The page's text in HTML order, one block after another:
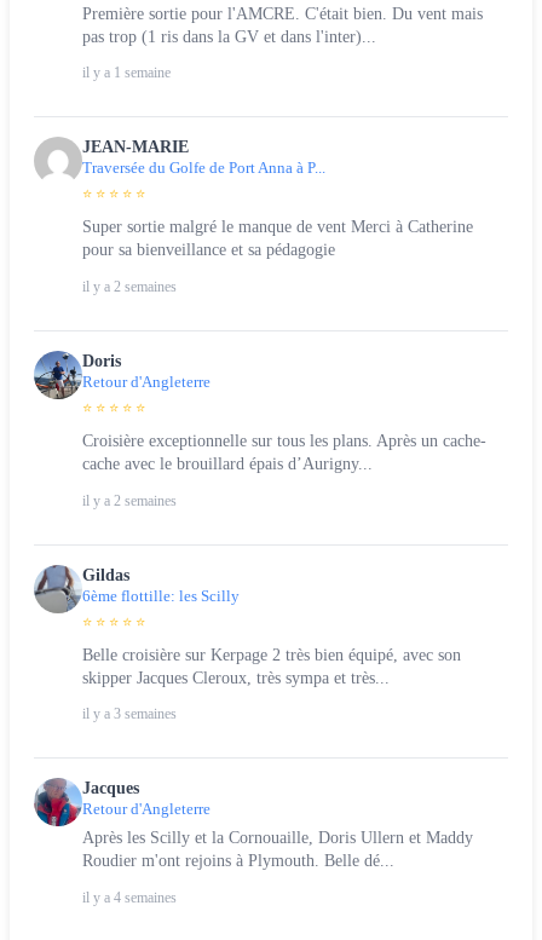
Première sortie pour l'AMCRE. C'était bien. Du vent mais
pas trop (1 ris dans la GV et dans l'inter)...
il y a 1 semaine
JEAN-MARIE
Traversée du Golfe de Port Anna à P...
⭐ ⭐ ⭐ ⭐ ⭐
Super sortie malgré le manque de vent Merci à Catherine
pour sa bienveillance et sa pédagogie
il y a 2 semaines
Doris
Retour d'Angleterre
⭐ ⭐ ⭐ ⭐ ⭐
Croisière exceptionnelle sur tous les plans. Après un cache-
cache avec le brouillard épais d’Aurigny...
il y a 2 semaines
Gildas
6ème flottille: les Scilly
⭐ ⭐ ⭐ ⭐ ⭐
Belle croisière sur Kerpage 2 très bien équipé, avec son
skipper Jacques Cleroux, très sympa et très...
il y a 3 semaines
Jacques
Retour d'Angleterre
Après les Scilly et la Cornouaille, Doris Ullern et Maddy
Roudier m'ont rejoins à Plymouth. Belle dé...
il y a 4 semaines